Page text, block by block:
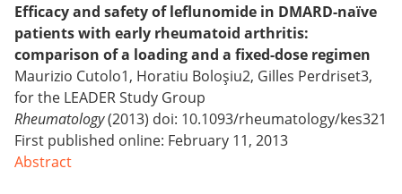
Efficacy and safety of leflunomide in DMARD-naïve
patients with early rheumatoid arthritis:
comparison of a loading and a fixed-dose regimen
Maurizio Cutolo1, Horatiu Boloşiu2, Gilles Perdriset3,
for the LEADER Study Group
Rheumatology(2013) doi: 10.1093/rheumatology/kes321
First published online: February 11, 2013
Abstract